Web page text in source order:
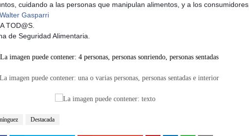
cuidando a las personas que manipulan alimentos, y a los consumidores,
Walter Gasparri
TOD@S.
de Seguridad Alimentaria.
Destacada